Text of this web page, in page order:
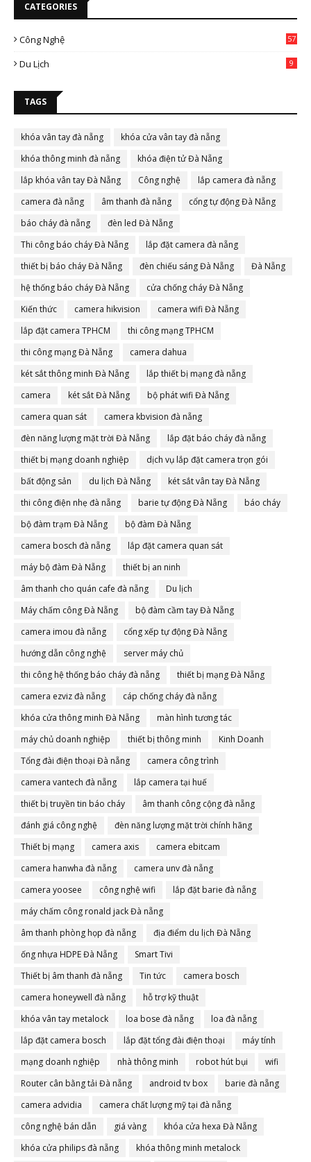
CATEGORIES
Công Nghệ 57
Du Lịch 9
TAGS
khóa vân tay đà nẵng
khóa cửa vân tay đà nẵng
khóa thông minh đà nẵng
khóa điện tử Đà Nẵng
lắp khóa vân tay Đà Nẵng
Công nghệ
lắp camera đà nẵng
camera đà nẵng
âm thanh đà nẵng
cổng tự động Đà Nẵng
báo cháy đà nẵng
đèn led Đà Nẵng
Thi công báo cháy Đà Nẵng
lắp đặt camera đà nẵng
thiết bị báo cháy Đà Nẵng
đèn chiếu sáng Đà Nẵng
Đà Nẵng
hệ thống báo cháy Đà Nẵng
cửa chống cháy Đà Nẵng
Kiến thức
camera hikvision
camera wifi Đà Nẵng
lắp đặt camera TPHCM
thi công mạng TPHCM
thi công mạng Đà Nẵng
camera dahua
két sắt thông minh Đà Nẵng
lắp thiết bị mạng đà nẵng
camera
két sắt Đà Nẵng
bộ phát wifi Đà Nẵng
camera quan sát
camera kbvision đà nẵng
đèn năng lượng mặt trời Đà Nẵng
lắp đặt báo cháy đà nẵng
thiết bị mạng doanh nghiệp
dịch vụ lắp đặt camera trọn gói
bất động sản
du lịch Đà Nẵng
két sắt vân tay Đà Nẵng
thi công điện nhẹ đà nẵng
barie tự động Đà Nẵng
báo cháy
bộ đàm trạm Đà Nẵng
bộ đàm Đà Nẵng
camera bosch đà nẵng
lắp đặt camera quan sát
máy bộ đàm Đà Nẵng
thiết bị an ninh
âm thanh cho quán cafe đà nẵng
Du lịch
Máy chấm công Đà Nẵng
bộ đàm cầm tay Đà Nẵng
camera imou đà nẵng
cổng xếp tự động Đà Nẵng
hướng dẫn công nghệ
server máy chủ
thi công hệ thống báo cháy đà nẵng
thiết bị mạng Đà Nẵng
camera ezviz đà nẵng
cáp chống cháy đà nẵng
khóa cửa thông minh Đà Nẵng
màn hình tương tác
máy chủ doanh nghiệp
thiết bị thông minh
Kinh Doanh
Tổng đài điện thoại Đà nẵng
camera công trình
camera vantech đà nẵng
lắp camera tại huế
thiết bị truyền tin báo cháy
âm thanh công cộng đà nẵng
đánh giá công nghệ
đèn năng lượng mặt trời chính hãng
Thiết bị mạng
camera axis
camera ebitcam
camera hanwha đà nẵng
camera unv đà nẵng
camera yoosee
công nghệ wifi
lắp đặt barie đà nẵng
máy chấm công ronald jack Đà nẵng
âm thanh phòng họp đà nẵng
địa điểm du lịch Đà Nẵng
ống nhựa HDPE Đà Nẵng
Smart Tivi
Thiết bị âm thanh đà nẵng
Tin tức
camera bosch
camera honeywell đà nẵng
hỗ trợ kỹ thuật
khóa vân tay metalock
loa bose đà nẵng
loa đà nẵng
lắp đặt camera bosch
lắp đặt tổng đài điện thoại
máy tính
mạng doanh nghiệp
nhà thông minh robot hút bụi
wifi
Router cân bằng tải Đà nẵng
android tv box
barie đà nẵng
camera advidia
camera chất lượng mỹ tại đà nẵng
công nghệ bán dẫn
giá vàng
khóa cửa hexa Đà Nẵng
khóa cửa philips đà nẵng
khóa thông minh metalock